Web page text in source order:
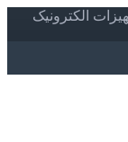
الکترونیک